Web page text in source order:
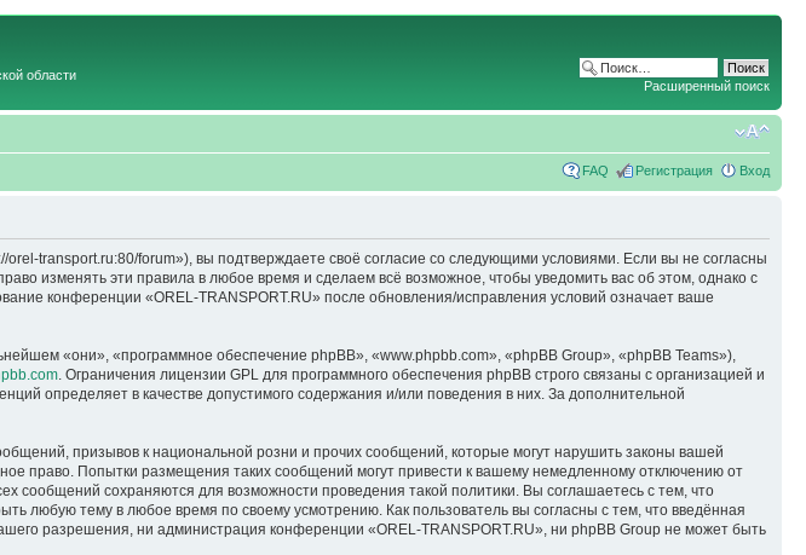
области
Расширенный поиск
FAQ Регистрация Вход
transport.ru:80/forum»), вы подтверждаете своё согласие со следующими условиями. Если вы не согласны
изменять эти правила в любое время и сделаем всё возможное, чтобы уведомить вас об этом, однако с
конференции «OREL-TRANSPORT.RU» после обновления/исправления условий означает ваше
«они», «программное обеспечение phpBB», «www.phpbb.com», «phpBB Group», «phpBB Teams»),
. Ограничения лицензии GPL для программного обеспечения phpBB строго связаны с организацией и
определяет в качестве допустимого содержания и/или поведения в них. За дополнительной
призывов к национальной розни и прочих сообщений, которые могут нарушить законы вашей
право. Попытки размещения таких сообщений могут привести к вашему немедленному отключению от
сообщений сохраняются для возможности проведения такой политики. Вы соглашаетесь с тем, что
любую тему в любое время по своему усмотрению. Как пользователь вы согласны с тем, что введённая
разрешения, ни администрация конференции «OREL-TRANSPORT.RU», ни phpBB Group не может быть